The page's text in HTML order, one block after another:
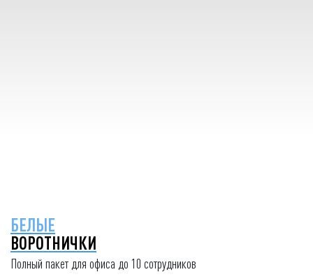
БЕЛЫЕ
ВОРОТНИЧКИ
Полный пакет для офиса до 10 сотрудников